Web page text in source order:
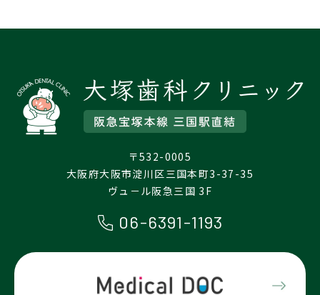
〒532-0005
大阪府大阪市淀川区三国本町3-37-35
ヴュ－ル阪急三国 3F
06-6391-1193